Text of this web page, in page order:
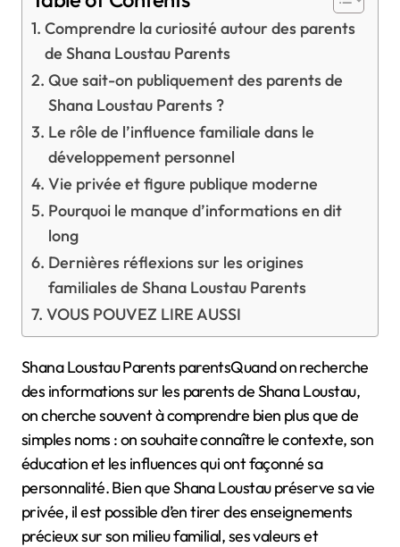
Comprendre la curiosité autour des parents
de Shana Loustau Parents
Que sait-on publiquement des parents de
Shana Loustau Parents ?
Le rôle de l’influence familiale dans le
développement personnel
Vie privée et figure publique moderne
Pourquoi le manque d’informations en dit
long
Dernières réflexions sur les origines
familiales de Shana Loustau Parents
VOUS POUVEZ LIRE AUSSI
Shana Loustau Parents parentsQuand on recherche
des informations sur les parents de Shana Loustau,
on cherche souvent à comprendre bien plus que de
simples noms : on souhaite connaître le contexte, son
éducation et les influences qui ont façonné sa
personnalité. Bien que Shana Loustau préserve sa vie
privée, il est possible d’en tirer des enseignements
précieux sur son milieu familial, ses valeurs et